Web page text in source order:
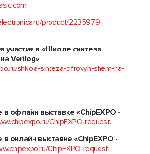
product/2235979
участия в «Школе синтеза
наVerilog»
shkola-sinteza-cifrovyh-shem-na-
в офлайн выставке «ChipEXPO -
ChipEXPO-request.
в онлайн выставке «ChipEXPO -
ChipEXPO-request.